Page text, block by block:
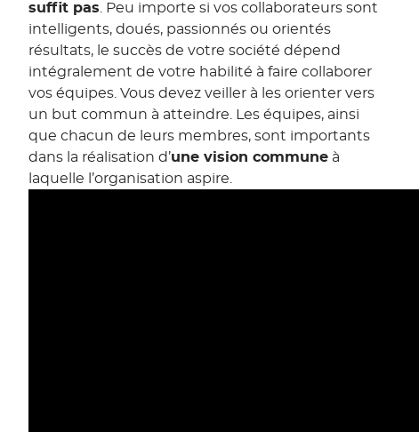
suffit pas . Peu importe si vos collaborateurs sont
intelligents, doués, passionnés ou orientés
résultats, le succès de votre société dépend
intégralement de votre habilité à faire collaborer
vos équipes. Vous devez veiller à les orienter vers
un but commun à atteindre. Les équipes, ainsi
que chacun de leurs membres, sont importants
dans la réalisation d’une vision commune à
laquelle l’organisation aspire.